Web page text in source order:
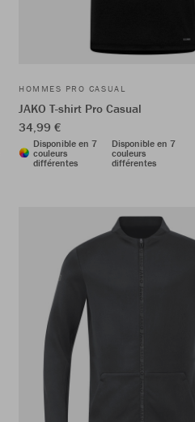
HOMMES PRO CASUAL
JAKO T-shirt Pro Casual
34,99 €
Disponible en 7
couleurs
différentes
Disponible en 7
couleurs
différentes